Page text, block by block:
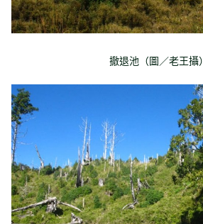
撤退池（圖／老王攝）